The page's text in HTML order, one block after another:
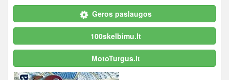
Geros paslaugos
100skelbimu.lt
MotoTurgus.lt